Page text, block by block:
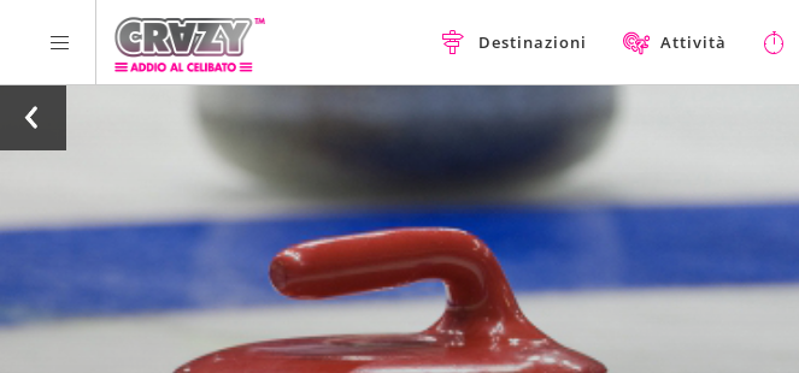
Destinazioni Attività